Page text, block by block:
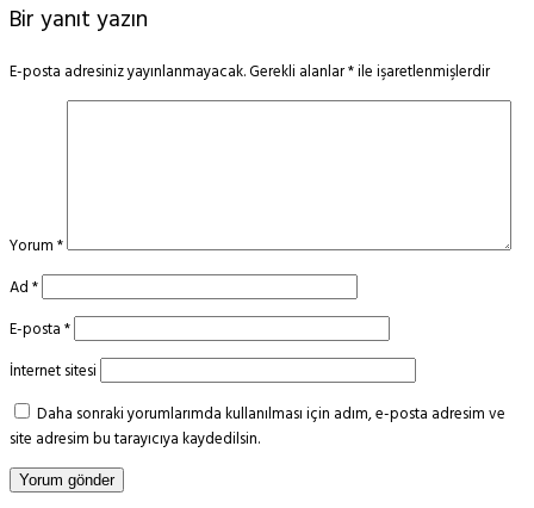
Bir yanıt yazın
E-posta adresiniz yayınlanmayacak.Gerekli alanlar*ile işaretlenmişlerdir
Yorum*
Ad*
E-posta*
İnternet sitesi
Daha sonraki yorumlarımda kullanılması için adım, e-posta adresim ve
site adresim bu tarayıcıya kaydedilsin.